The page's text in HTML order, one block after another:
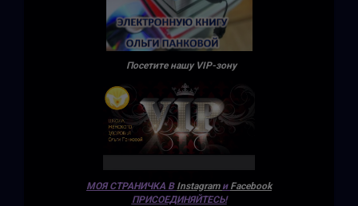
Посетите нашу VIP-зону
МОЯ СТРАНИЧКА В Instagram и Facebook
ПРИСОЕДИНЯЙТЕСЬ!